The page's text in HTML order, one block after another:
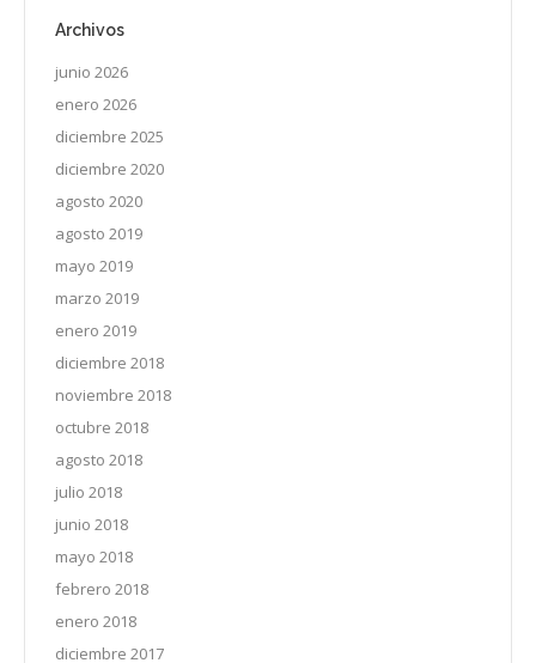
Archivos
junio 2026
enero 2026
diciembre 2025
diciembre 2020
agosto 2020
agosto 2019
mayo 2019
marzo 2019
enero 2019
diciembre 2018
noviembre 2018
octubre 2018
agosto 2018
julio 2018
junio 2018
mayo 2018
febrero 2018
enero 2018
diciembre 2017